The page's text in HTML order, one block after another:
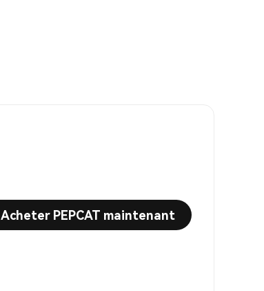
Acheter PEPCAT maintenant